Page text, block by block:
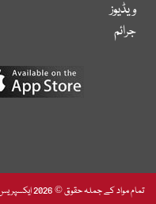
ویڈیوز
جرائم
تمام مواد کے جملہ حقوق © 2026 ایکسپریس اردو